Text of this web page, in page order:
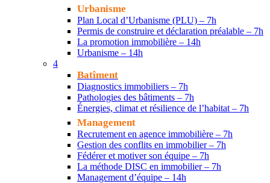
Urbanisme
Plan Local d’Urbanisme (PLU) – 7h
Permis de construire et déclaration préalable – 7h
La promotion immobilière – 14h
Urbanisme – 14h
4
Batîment
Diagnostics immobiliers – 7h
Pathologies des bâtiments – 7h
Énergies, climat et résilience de l’habitat – 7h
Management
Recrutement en agence immobilière – 7h
Gestion des conflits en immobilier – 7h
Fédérer et motiver son équipe – 7h
La méthode DISC en immobilier – 7h
Management d’équipe – 14h